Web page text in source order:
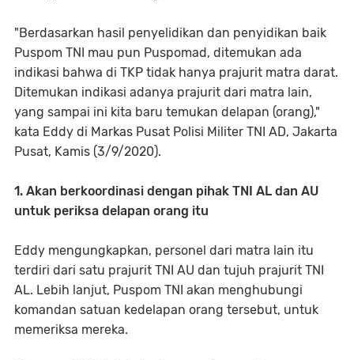
"Berdasarkan hasil penyelidikan dan penyidikan baik
Puspom TNI mau pun Puspomad, ditemukan ada
indikasi bahwa di TKP tidak hanya prajurit matra darat.
Ditemukan indikasi adanya prajurit dari matra lain,
yang sampai ini kita baru temukan delapan (orang),"
kata Eddy di Markas Pusat Polisi Militer TNI AD, Jakarta
Pusat, Kamis (3/9/2020).
1. Akan berkoordinasi dengan pihak TNI AL dan AU
untuk periksa delapan orang itu
Eddy mengungkapkan, personel dari matra lain itu
terdiri dari satu prajurit TNI AU dan tujuh prajurit TNI
AL. Lebih lanjut, Puspom TNI akan menghubungi
komandan satuan kedelapan orang tersebut, untuk
memeriksa mereka.